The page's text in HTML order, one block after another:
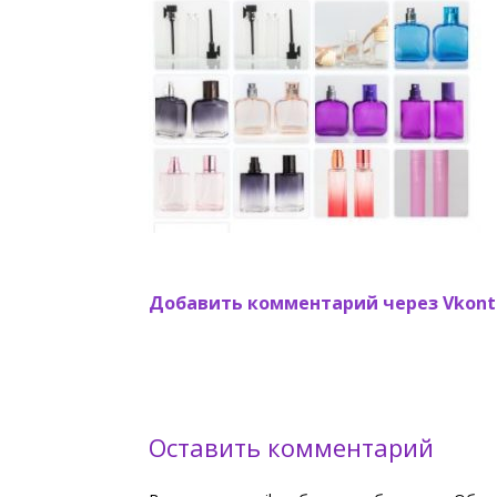
Добавить комментарий через
Оставить комментарий